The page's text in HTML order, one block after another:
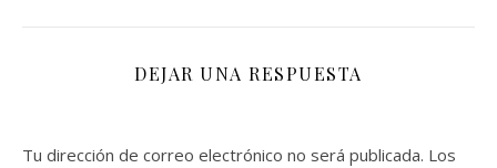
DEJAR UNA RESPUESTA
Tu dirección de correo electrónico no será publicada. Los